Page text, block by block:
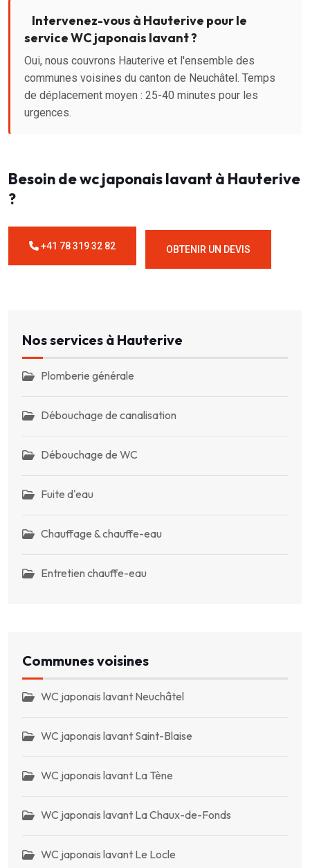
Intervenez-vous à Hauterive pour le
service WC japonais lavant ?
Oui, nous couvrons Hauterive et l'ensemble des
communes voisines du canton de Neuchâtel. Temps
de déplacement moyen : 25-40 minutes pour les
urgences.
Besoin de wc japonais lavant à Hauterive
?
+41 78 319 32 82 OBTENIR UN DEVIS
Nos services à Hauterive
Plomberie générale
Débouchage de canalisation
Débouchage de WC
Fuite d'eau
Chauffage & chauffe-eau
Entretien chauffe-eau
Communes voisines
WC japonais lavant Neuchâtel
WC japonais lavant Saint-Blaise
WC japonais lavant La Tène
WC japonais lavant La Chaux-de-Fonds
WC japonais lavant Le Locle